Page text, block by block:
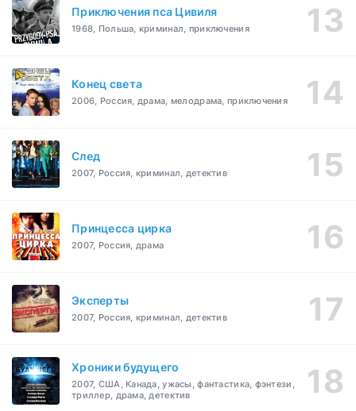
Приключения пса Цивиля
1968, Польша, криминал, приключения
Конец света
2006, Россия, драма, мелодрама, приключения
След
2007, Россия, криминал, детектив
Принцесса цирка
2007, Россия, драма
Эксперты
2007, Россия, криминал, детектив
Хроники будущего
2007, США, Канада, ужасы, фантастика, фэнтези,
триллер, драма, детектив